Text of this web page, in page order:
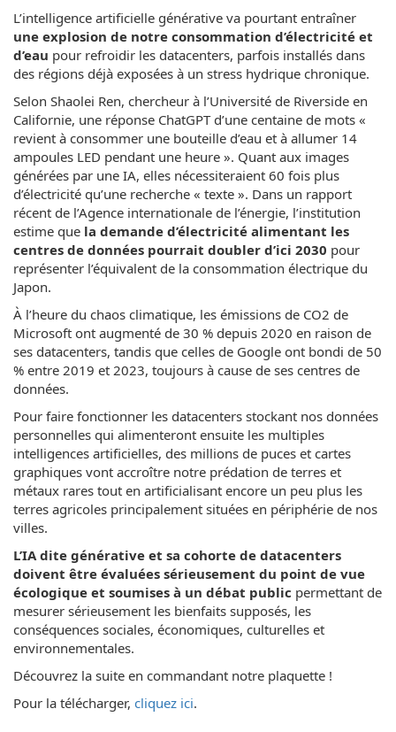
L’intelligence artificielle générative va pourtant entraîner
une explosion de notre consommation d’électricité et
d’eau pour refroidir les datacenters, parfois installés dans
des régions déjà exposées à un stress hydrique chronique.
Selon Shaolei Ren, chercheur à l’Université de Riverside en
Californie, une réponse ChatGPT d’une centaine de mots «
revient à consommer une bouteille d’eau et à allumer 14
ampoules LED pendant une heure ». Quant aux images
générées par une IA, elles nécessiteraient 60 fois plus
d’électricité qu’une recherche « texte ». Dans un rapport
récent de l’Agence internationale de l’énergie, l’institution
estime que la demande d’électricité alimentant les
centres de données pourrait doubler d’ici 2030 pour
représenter l’équivalent de la consommation électrique du
Japon.
À l’heure du chaos climatique, les émissions de CO2 de
Microsoft ont augmenté de 30 % depuis 2020 en raison de
ses datacenters, tandis que celles de Google ont bondi de 50
% entre 2019 et 2023, toujours à cause de ses centres de
données.
Pour faire fonctionner les datacenters stockant nos données
personnelles qui alimenteront ensuite les multiples
intelligences artificielles, des millions de puces et cartes
graphiques vont accroître notre prédation de terres et
métaux rares tout en artificialisant encore un peu plus les
terres agricoles principalement situées en périphérie de nos
villes.
L’IA dite générative et sa cohorte de datacenters
doivent être évaluées sérieusement du point de vue
écologique et soumises à un débat public permettant de
mesurer sérieusement les bienfaits supposés, les
conséquences sociales, économiques, culturelles et
environnementales.
Découvrez la suite en commandant notre plaquette !
Pour la télécharger, cliquez ici.